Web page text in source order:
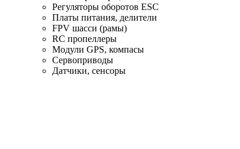
Регуляторы оборотов ESC
Платы питания, делители
FPV шасси (рамы)
RC пропеллеры
Модули GPS, компасы
Сервоприводы
Датчики, сенсоры